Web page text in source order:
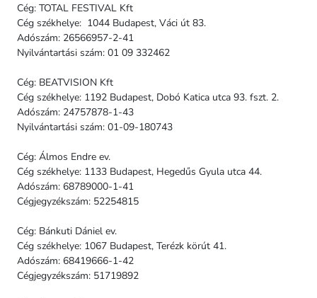
Cég: TOTAL FESTIVAL Kft
Cég székhelye: 1044 Budapest, Váci út 83.
Adószám: 26566957-2-41
Nyilvántartási szám: 01 09 332462
Cég: BEATVISION Kft
Cég székhelye: 1192 Budapest, Dobó Katica utca 93. fszt. 2.
Adószám: 24757878-1-43
Nyilvántartási szám: 01-09-180743
Cég: Álmos Endre ev.
Cég székhelye: 1133 Budapest, Hegedűs Gyula utca 44.
Adószám: 68789000-1-41
Cégjegyzékszám: 52254815
Cég: Bánkuti Dániel ev.
Cég székhelye: 1067 Budapest, Terézk körút 41.
Adószám: 68419666-1-42
Cégjegyzékszám: 51719892